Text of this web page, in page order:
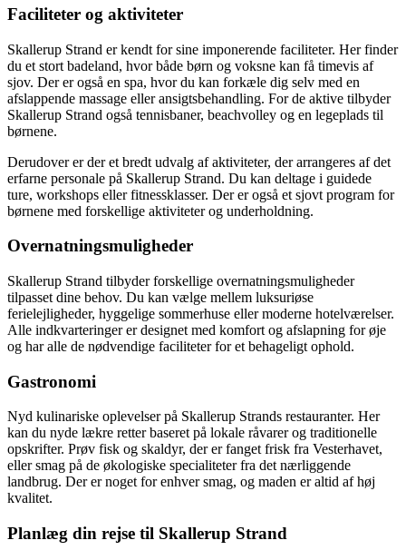
Faciliteter og aktiviteter
Skallerup Strand er kendt for sine imponerende faciliteter. Her finder
du et stort badeland, hvor både børn og voksne kan få timevis af
sjov. Der er også en spa, hvor du kan forkæle dig selv med en
afslappende massage eller ansigtsbehandling. For de aktive tilbyder
Skallerup Strand også tennisbaner, beachvolley og en legeplads til
børnene.
Derudover er der et bredt udvalg af aktiviteter, der arrangeres af det
erfarne personale på Skallerup Strand. Du kan deltage i guidede
ture, workshops eller fitnessklasser. Der er også et sjovt program for
børnene med forskellige aktiviteter og underholdning.
Overnatningsmuligheder
Skallerup Strand tilbyder forskellige overnatningsmuligheder
tilpasset dine behov. Du kan vælge mellem luksuriøse
ferielejligheder, hyggelige sommerhuse eller moderne hotelværelser.
Alle indkvarteringer er designet med komfort og afslapning for øje
og har alle de nødvendige faciliteter for et behageligt ophold.
Gastronomi
Nyd kulinariske oplevelser på Skallerup Strands restauranter. Her
kan du nyde lækre retter baseret på lokale råvarer og traditionelle
opskrifter. Prøv fisk og skaldyr, der er fanget frisk fra Vesterhavet,
eller smag på de økologiske specialiteter fra det nærliggende
landbrug. Der er noget for enhver smag, og maden er altid af høj
kvalitet.
Planlæg din rejse til Skallerup Strand